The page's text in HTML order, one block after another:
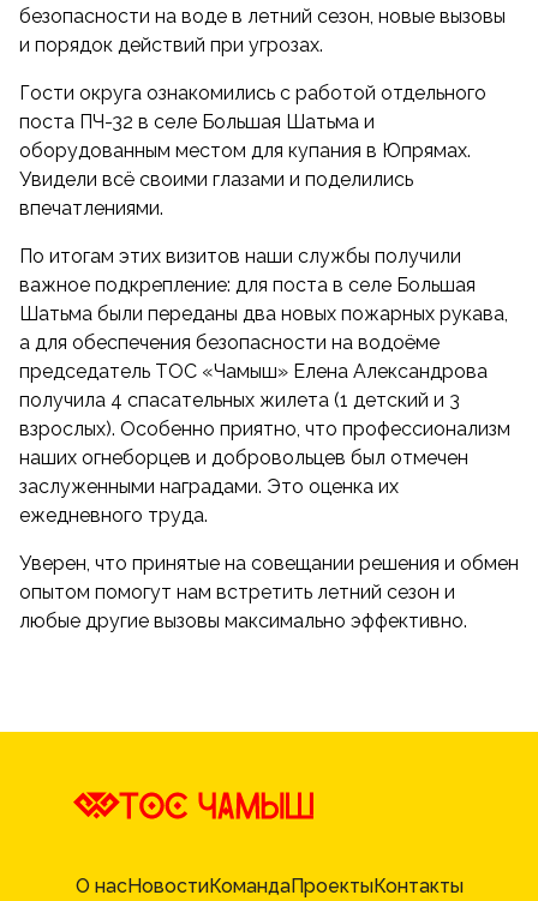
безопасности на воде в летний сезон, новые вызовы
и порядок действий при угрозах.
Гости округа ознакомились с работой отдельного
поста ПЧ-32 в селе Большая Шатьма и
оборудованным местом для купания в Юпрямах.
Увидели всё своими глазами и поделились
впечатлениями.
По итогам этих визитов наши службы получили
важное подкрепление: для поста в селе Большая
Шатьма были переданы два новых пожарных рукава,
а для обеспечения безопасности на водоёме
председатель ТОС «Чамыш» Елена Александрова
получила 4 спасательных жилета (1 детский и 3
взрослых). Особенно приятно, что профессионализм
наших огнеборцев и добровольцев был отмечен
заслуженными наградами. Это оценка их
ежедневного труда.
Уверен, что принятые на совещании решения и обмен
опытом помогут нам встретить летний сезон и
любые другие вызовы максимально эффективно.
О насНовостиКомандаПроектыКонтакты